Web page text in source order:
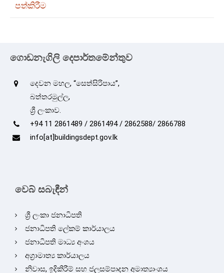
පත්කිරීම
ගොඩනැගිලි දෙපාර්තමේන්තුව
දෙවන මහල, “සෙත්සිරිපාය”,
බත්තරමුල්ල,
ශ්‍රී ලංකාව.
+94 11 2861489 / 2861494 / 2862588/ 2866788
info[at]buildingsdept.gov.lk
වෙබ් සබැඳීන්
ශ්‍රී ලංකා ජනාධිපති
ජනාධිපති ලේකම් කාර්යාලය
ජනාධිපති මාධ්‍ය අංශය
අග්‍රාමාත්‍ය කාර්යාලය
නිවාස, ඉදිකිරීම් සහ ජලසම්පාදන අමාත්‍යාංශය